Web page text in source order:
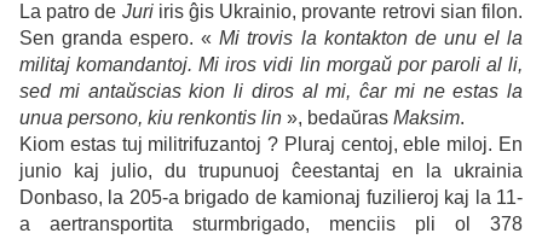
La patro de Juriiris ĝis Ukrainio, provante retrovi sian filon.
Sen granda espero. «Mi trovis la kontakton de unu el la
militaj komandantoj. Mi iros vidi lin morgaŭ por paroli al li,
sed mi antaŭscias kion li diros al mi, ĉar mi ne estas la
unua persono, kiu renkontis lin », bedaŭras Maksim.
Kiom estas tuj militrifuzantoj ? Pluraj centoj, eble miloj. En
junio kaj julio, du trupunuoj ĉeestantaj en la ukrainia
Donbaso, la 205-a brigado de kamionaj fuzilieroj kaj la 11-
a aertransportita sturmbrigado, menciis pli ol 378